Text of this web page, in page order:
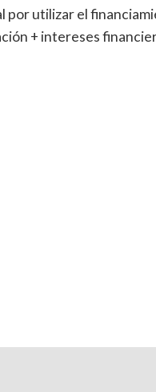
por utilizar el
+ intereses